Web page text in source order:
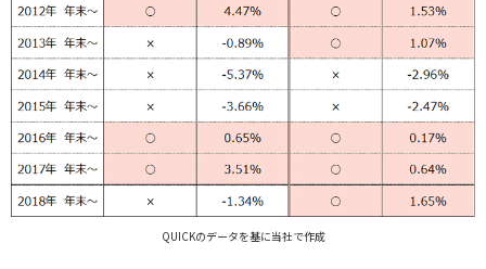
QUICKのデータを基に当社で作成